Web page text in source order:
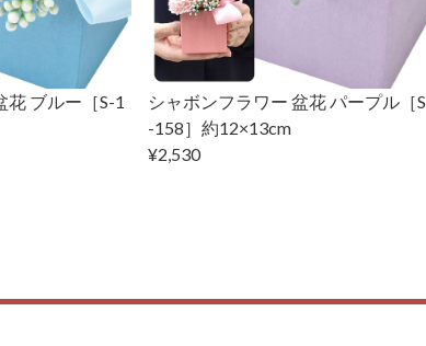
花 ブルー［S-1
シャボンフラワー 盆花 パープル［S
-158］約12×13cm
¥2,530